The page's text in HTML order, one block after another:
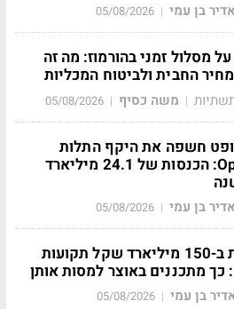
אדיר בן עמי |
05/08/2026
מסלול זמני בהורמוז: מה זה
החבית ולביטוח המכליות
| משה כסיף |
05/08/2026
חשפה את היקף התלות
ב־OpenAI: הכנסות של 24.1 מיליארד
אדיר בן עמי |
05/08/2026
אופציות ב-150 מיליארד שקל תקועות
כך מתכננים באוצר למסות אותן
בן עמי |
05/08/2026